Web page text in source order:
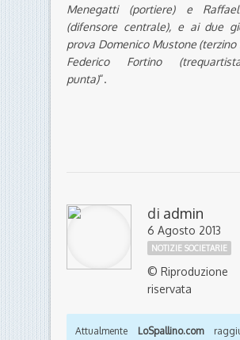
Menegatti (portiere) e
(difensore centrale), e ai due
prova Domenico Mustone (terzino
Federico Fortino
punta)“.
di admin
6 Agosto 2013
NOTIZIE SOCIETARIE
© Riproduzione
riservata
Attualmente LoSpallino.com